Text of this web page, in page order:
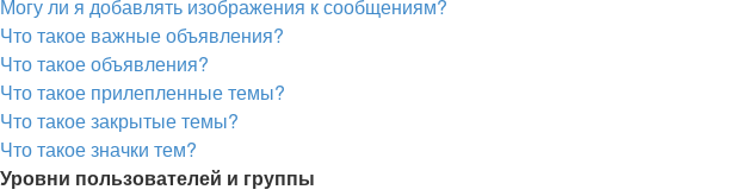
Могу ли я добавлять изображения к сообщениям?
Что такое важные объявления?
Что такое объявления?
Что такое прилепленные темы?
Что такое закрытые темы?
Что такое значки тем?
Уровни пользователей и группы